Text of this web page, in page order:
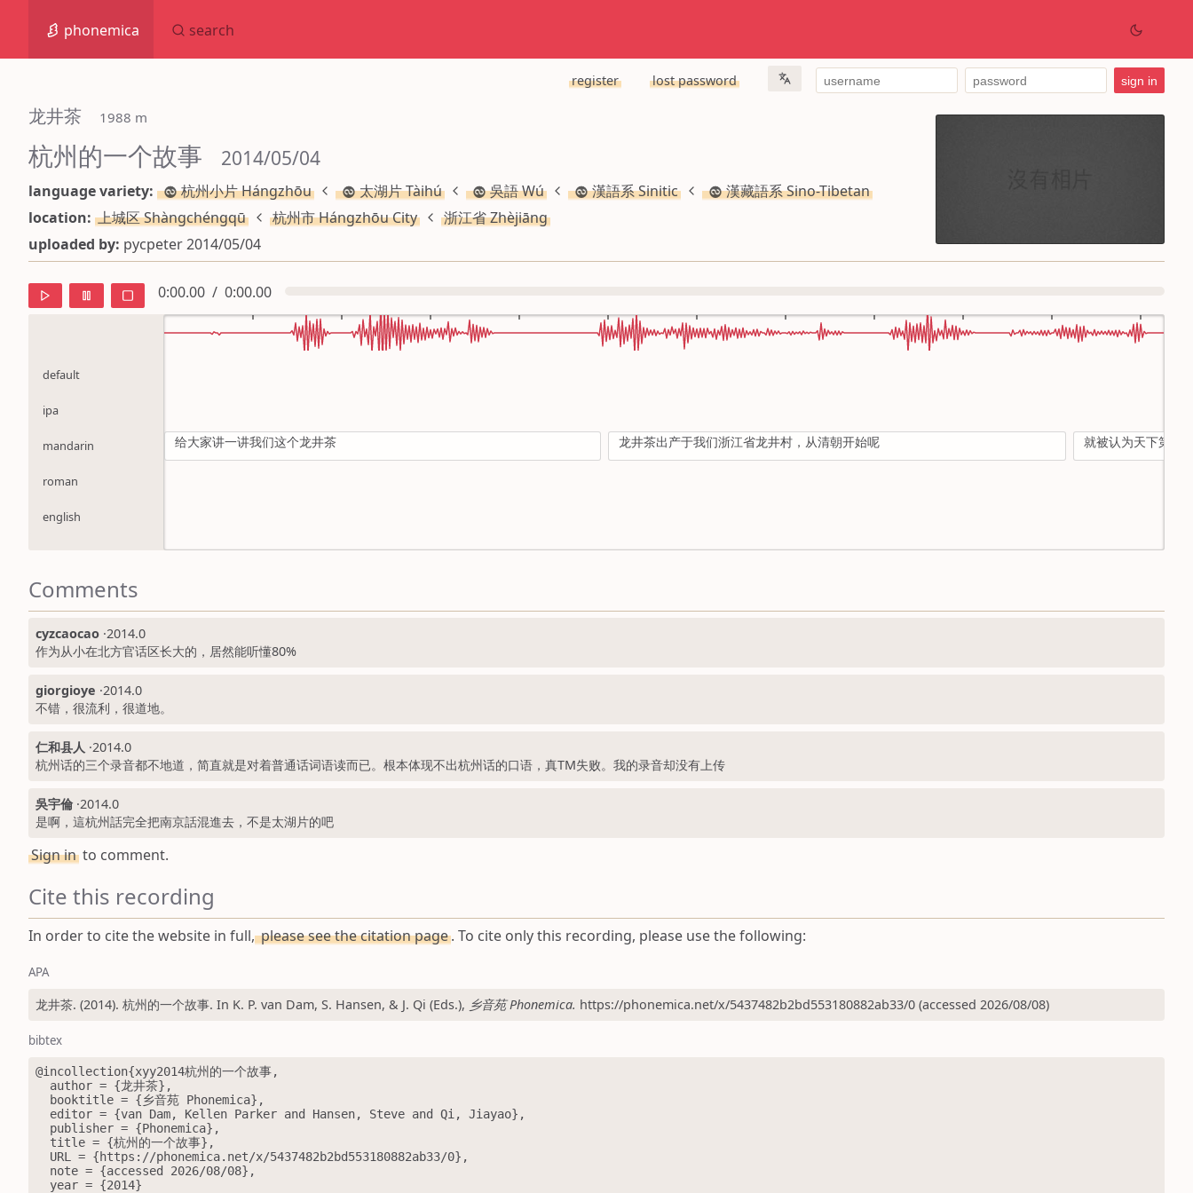
phonemica search
register lost password
龙井茶 1988 m
杭州的一个故事 2014/05/04
language variety: 杭州小片 Hángzhōu 太湖片 Tàihú 吳語 Wú 漢語系 Sinitic
漢藏語系 Sino-Tibetan
location: 上城区 Shàngchéngqū 杭州市 Hángzhōu City
浙江省 Zhèjiāng
uploaded by: pycpeter 2014/05/04
0:00.00 / 0:00.00
default
ipa
mandarin
roman
english
给大家讲一讲我们这个龙井茶 龙井茶出产于我们浙江省龙井村，从清朝开始呢 就被认为天下第一
Comments
cyzcaocao ·2014.0
作为从小在北方官话区长大的，居然能听懂80%
giorgioye ·2014.0
不错，很流利，很道地。
仁和县人 ·2014.0
杭州话的三个录音都不地道，简直就是对着普通话词语读而已。根本体现不出杭州话的口语，真TM失败。我的录音却没有上传
吳宇倫 ·2014.0
是啊，這杭州話完全把南京話混進去，不是太湖片的吧
Sign in to comment.
Cite this recording
In order to cite the website in full,please see the citation page. To cite only this recording, please use the following:
APA
龙井茶. (2014). 杭州的一个故事. In K. P. van Dam, S. Hansen, & J. Qi (Eds.), 乡音苑 Phonemica. https://phonemica.net/x/5437482b2bd553180882ab33/0 (accessed 2026/08/08)
bibtex
@incollection{xyy2014杭州的一个故事,